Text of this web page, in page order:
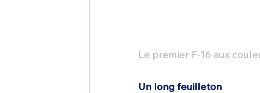
Le premier F-16 aux
Un long feuilleton